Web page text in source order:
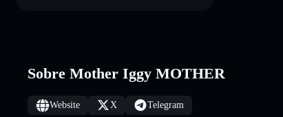
Sobre Mother Iggy MOTHER
Website X Telegram